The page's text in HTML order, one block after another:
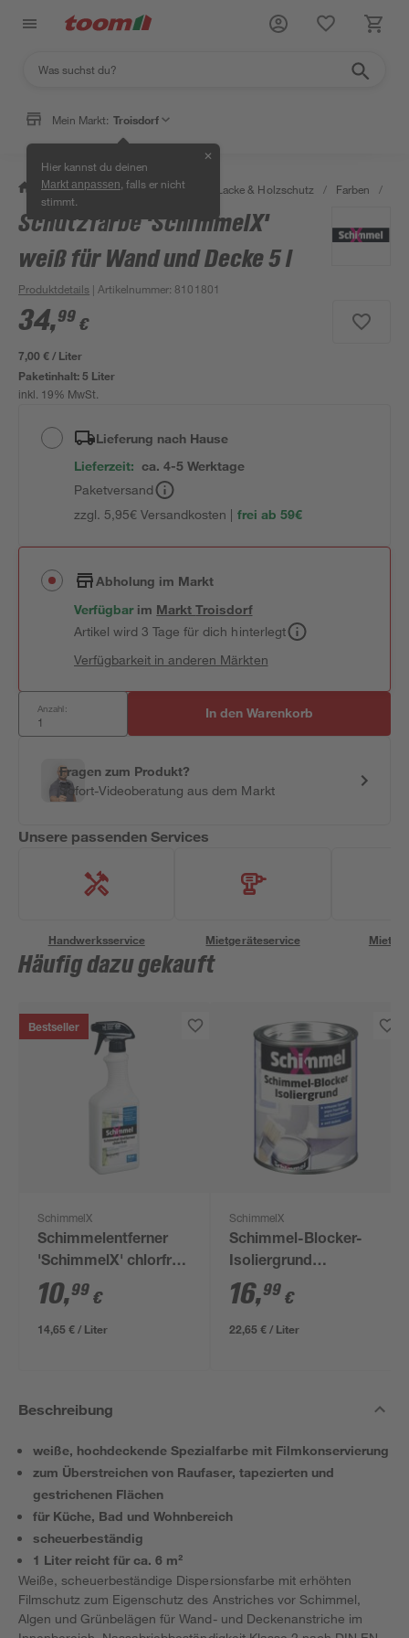
Mein Markt: Troisdorf
Hier kannst du deinen
Markt anpassen , falls er nicht
stimmt.
✕
/ Bauen & Renovieren / Farben, Lacke & Holzschutz / Farben /
Schutzfarbe 'SchimmelX'
weiß für Wand und Decke 5 l
Produktdetails | Artikelnummer: 8101801
34,99 €
7,00 € / Liter
Paketinhalt:5 Liter
inkl. 19% MwSt.
Lieferung nach Hause
Lieferzeit: ca. 4-5 Werktage
Paketversand
zzgl. 5,95€ Versandkosten | frei ab 59€
Abholung im Markt
Verfügbar im MarktTroisdorf
Artikel wird 3 Tage für dich hinterlegt
Verfügbarkeit in anderen Märkten
Anzahl: In den Warenkorb
Fragen zum Produkt?
Sofort-Videoberatung aus dem Markt
Unsere passenden Services
Handwerksservice Mietgeräteservice
Häufig dazu gekauft
Bestseller
SchimmelX
Schimmelentferner
'SchimmelX' chlorfrei
750 ml
10,99 €
14,65 € / Liter
SchimmelX
Schimmel-Blocker-
Isoliergrund
'SchimmelX' 0,75 l
16,99 €
22,65 € / Liter
Beschreibung
weiße, hochdeckende Spezialfarbe mit Filmkonservierung
zum Überstreichen von Raufaser, tapezierten und
gestrichenen Flächen
für Küche, Bad und Wohnbereich
scheuerbeständig
1 Liter reicht für ca. 6 m²
Weiße, scheuerbeständige Dispersionsfarbe mit erhöhten
Filmschutz zum Eigenschutz des Anstriches vor Schimmel,
Algen und Grünbelägen für Wand- und Deckenanstriche im